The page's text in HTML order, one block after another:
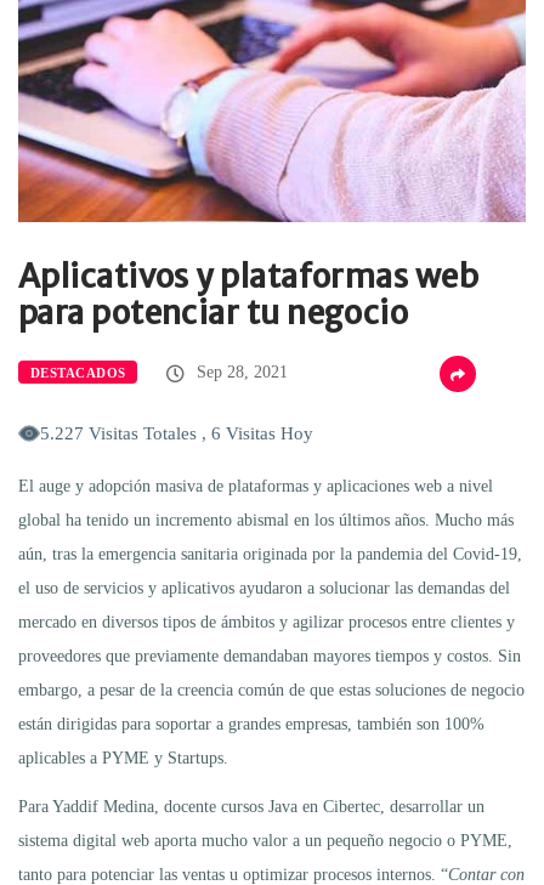
Aplicativos y plataformas web
para potenciar tu negocio
DESTACADOS Sep 28, 2021
5.227 Visitas Totales , 6 Visitas Hoy
El auge y adopción masiva de plataformas y aplicaciones web a nivel
global ha tenido un incremento abismal en los últimos años. Mucho más
aún, tras la emergencia sanitaria originada por la pandemia del Covid-19,
el uso de servicios y aplicativos ayudaron a solucionar las demandas del
mercado en diversos tipos de ámbitos y agilizar procesos entre clientes y
proveedores que previamente demandaban mayores tiempos y costos. Sin
embargo, a pesar de la creencia común de que estas soluciones de negocio
están dirigidas para soportar a grandes empresas, también son 100%
aplicables a PYME y Startups.
Para Yaddif Medina, docente cursos Java en Cibertec, desarrollar un
sistema digital web aporta mucho valor a un pequeño negocio o PYME,
tanto para potenciar las ventas u optimizar procesos internos. “Contar con